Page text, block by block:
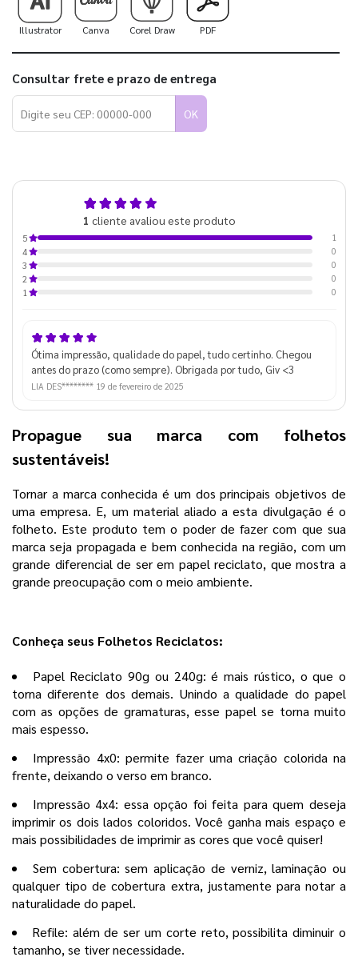
Illustrator Canva Corel Draw PDF
Consultar frete e prazo de entrega
OK
1 cliente avaliou este produto
5
1
4
0
3
0
2
0
1
0
Ótima impressão, qualidade do papel, tudo certinho. Chegou
antes do prazo (como sempre). Obrigada por tudo, Giv <3
LIA DES******** 19 de fevereiro de 2025
Propague sua marca com folhetos
sustentáveis!
Tornar a marca conhecida é um dos principais objetivos de
uma empresa. E, um material aliado a esta divulgação é o
folheto. Este produto tem o poder de fazer com que sua
marca seja propagada e bem conhecida na região, com um
grande diferencial de ser em papel reciclato, que mostra a
grande preocupação com o meio ambiente.
Conheça seus Folhetos Reciclatos:
Papel Reciclato 90g ou 240g: é mais rústico, o que o
torna diferente dos demais. Unindo a qualidade do papel
com as opções de gramaturas, esse papel se torna muito
mais espesso.
Impressão 4x0: permite fazer uma criação colorida na
frente, deixando o verso em branco.
Impressão 4x4: essa opção foi feita para quem deseja
imprimir os dois lados coloridos. Você ganha mais espaço e
mais possibilidades de imprimir as cores que você quiser!
Sem cobertura: sem aplicação de verniz, laminação ou
qualquer tipo de cobertura extra, justamente para notar a
naturalidade do papel.
Refile: além de ser um corte reto, possibilita diminuir o
tamanho, se tiver necessidade.